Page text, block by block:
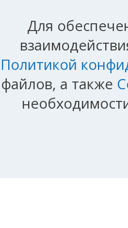
Для
Политикой
файлов, а также